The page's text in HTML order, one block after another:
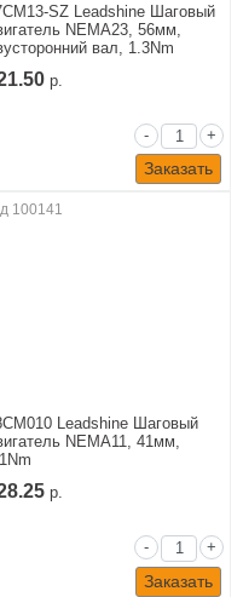
SZ Leadshine Шаговый
NEMA23, 56мм,
вал, 1.3Nm
р.
-
+
Заказать
100141
Leadshine Шаговый
NEMA11, 41мм,
р.
-
+
Заказать